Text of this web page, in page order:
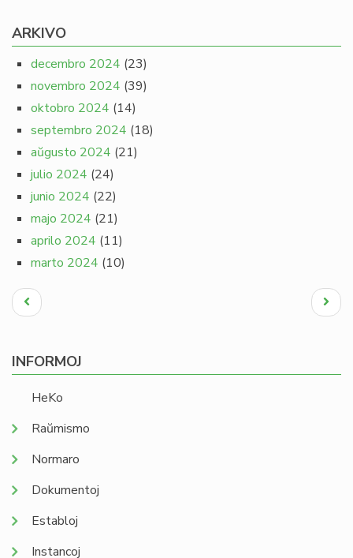
ARKIVO
decembro 2024 (23)
novembro 2024 (39)
oktobro 2024 (14)
septembro 2024 (18)
aŭgusto 2024 (21)
julio 2024 (24)
junio 2024 (22)
majo 2024 (21)
aprilo 2024 (11)
marto 2024 (10)
Pagination
Antaŭa
paĝo
Next
page
INFORMOJ
HeKo
Raŭmismo
Normaro
Dokumentoj
Establoj
Instancoj